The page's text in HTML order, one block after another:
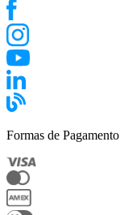
Formas de Pagamento